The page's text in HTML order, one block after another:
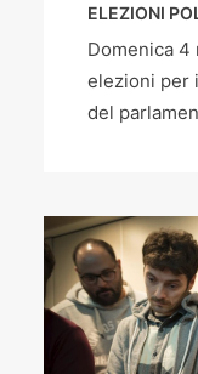
ELEZIONI
Domenica 4
elezioni per
del